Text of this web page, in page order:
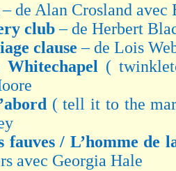
– de Alan Crosland avec
club– de Herbert
clause– de Lois
(
( tell it to the
fauves / L’homme de
avec Georgia Hale